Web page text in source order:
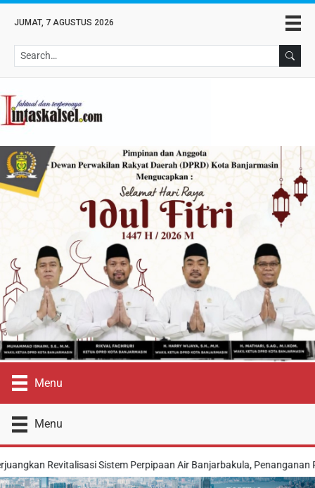
JUMAT, 7 AGUSTUS 2026
Menu
Menu
Revitalisasi Sistem Perpipaan Air Banjarbakula, Penanganan